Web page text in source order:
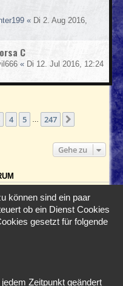
« Di 2. Aug 2016,
C
« Di 12. Jul 2016, 12:24
247
4 5 247
Gehe zu
diesem Forum erstellen.
nicht ändern.
nichtlöschen.
können sind ein paar
ob ein Dienst Cookies
gesetzt für folgende
Zeitpunkt geändert